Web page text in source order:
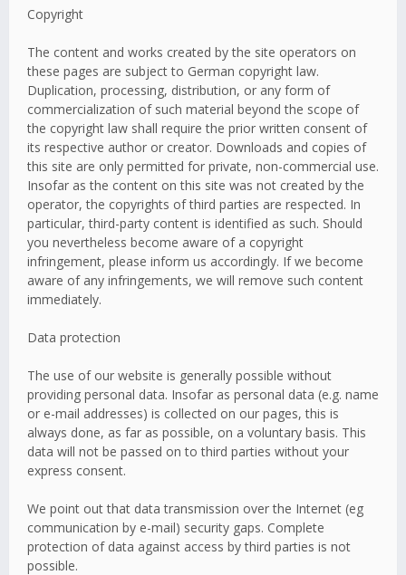
Copyright
The content and works created by the site operators on
these pages are subject to German copyright law.
Duplication, processing, distribution, or any form of
commercialization of such material beyond the scope of
the copyright law shall require the prior written consent of
its respective author or creator. Downloads and copies of
this site are only permitted for private, non-commercial use.
Insofar as the content on this site was not created by the
operator, the copyrights of third parties are respected. In
particular, third-party content is identified as such. Should
you nevertheless become aware of a copyright
infringement, please inform us accordingly. If we become
aware of any infringements, we will remove such content
immediately.
Data protection
The use of our website is generally possible without
providing personal data. Insofar as personal data (e.g. name
or e-mail addresses) is collected on our pages, this is
always done, as far as possible, on a voluntary basis. This
data will not be passed on to third parties without your
express consent.
We point out that data transmission over the Internet (eg
communication by e-mail) security gaps. Complete
protection of data against access by third parties is not
possible.